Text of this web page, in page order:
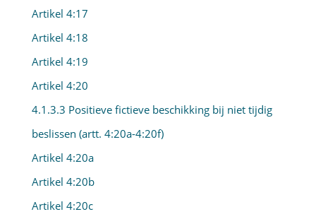
Artikel 4:17
Artikel 4:18
Artikel 4:19
Artikel 4:20
4.1.3.3 Positieve fictieve beschikking bij niet tijdig
beslissen (artt. 4:20a-4:20f)
Artikel 4:20a
Artikel 4:20b
Artikel 4:20c